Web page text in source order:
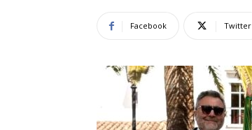
Facebook Twitter